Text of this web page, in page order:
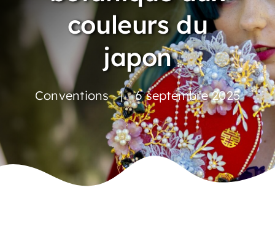
couleurs du
japon
Conventions|6 septembre 2025